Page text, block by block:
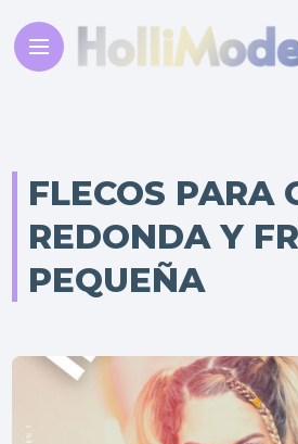
FLECOS PARA
REDONDA Y
PEQUEÑA